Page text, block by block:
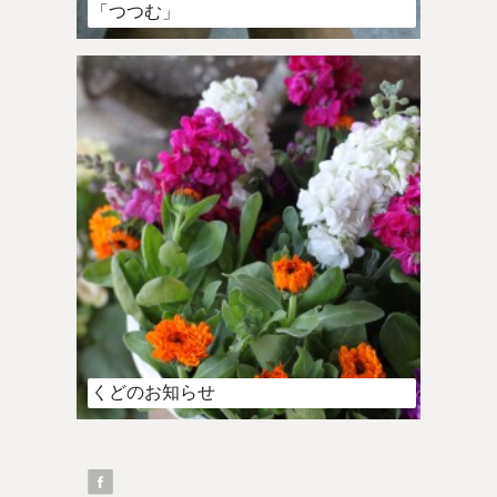
「つつむ」
くどのお知らせ